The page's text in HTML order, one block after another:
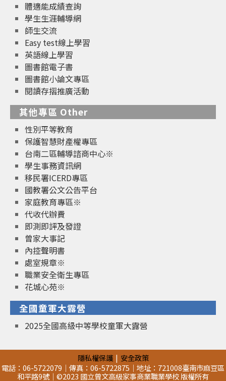
體適能成績查詢
學生生涯輔導網
師生交流
Easy test線上學習
英語線上學習
圖書館電子書
圖書館小論文專區
閱讀存摺推廣活動
其他專區 Other
性別平等教育
保護智慧財產權專區
台南二區輔導諮商中心※
學生事務資訊網
移民署ICERD專區
國教署公文公告平台
家庭教育專區※
代收代辦費
即測即評及發證
曾家大事記
內控聲明書
處室規章※
職業安全衛生專區
花城心苑※
全國童軍大露營
2025全國高級中等學校童軍大露營
隱私權保護
安全政策
電話：06-5722079｜傳真：06-5722875｜地址：721008臺南市麻豆區
和平路9號｜©2023 國立曾文高級家事商業職業學校 版權所有